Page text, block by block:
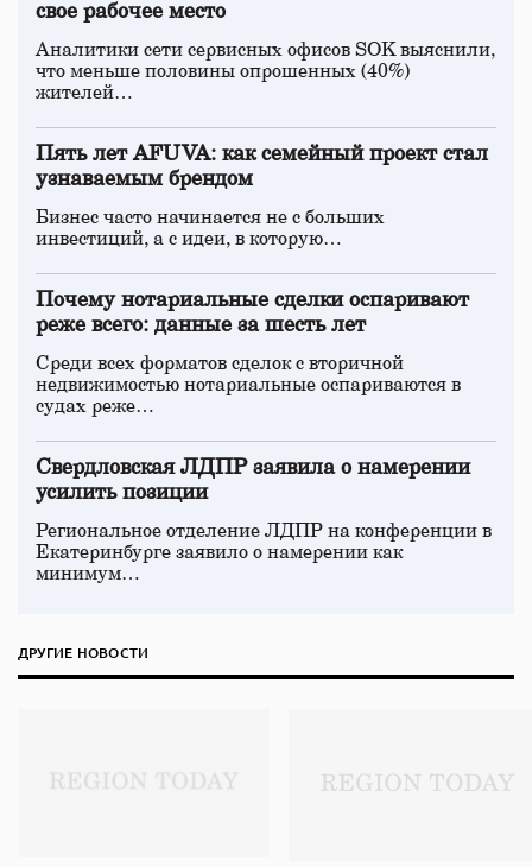
свое рабочее место
Аналитики сети сервисных офисов SOK выяснили,
что меньше половины опрошенных (40%)
жителей…
Пять лет AFUVA: как семейный проект стал
узнаваемым брендом
Бизнес часто начинается не с больших
инвестиций, а с идеи, в которую…
Почему нотариальные сделки оспаривают
реже всего: данные за шесть лет
Среди всех форматов сделок с вторичной
недвижимостью нотариальные оспариваются в
судах реже…
Свердловская ЛДПР заявила о намерении
усилить позиции
Региональное отделение ЛДПР на конференции в
Екатеринбурге заявило о намерении как
минимум…
ДРУГИЕ НОВОСТИ